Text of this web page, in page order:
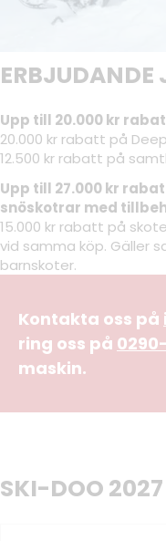
ERBJUDANDE
Upp till 20.000 kr
20.000 kr rabatt på
12.500 kr rabatt på
Upp till 27.000 kr
snöskotrar med
15.000 kr rabatt på
vid samma köp. Gäller
barnskoter.
Kontakta oss på
ring oss på
maskin.
SKI-DOO 2027